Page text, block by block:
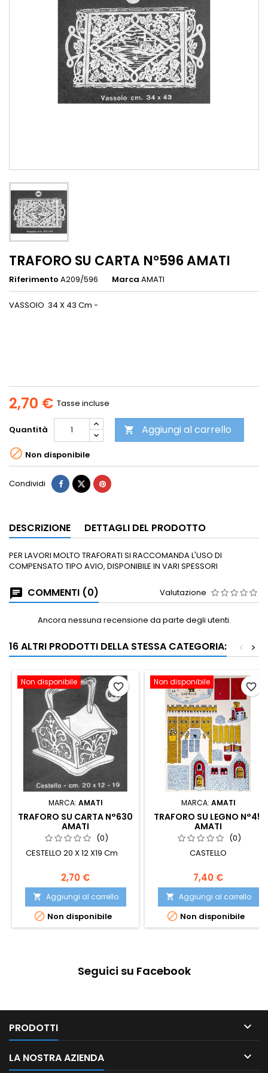
TRAFORO SU CARTA N°596 AMATI
Riferimento A209/596 Marca AMATI
VASSOIO 34 X 43 Cm -
2,70 € Tasse incluse
Quantità  Aggiungi al carrello
 Non disponibile
Condividi
DESCRIZIONE DETTAGLI DEL PRODOTTO
PER LAVORI MOLTO TRAFORATI SI RACCOMANDA L'USO DI
COMPENSATO TIPO AVIO, DISPONIBILE IN VARI SPESSORI
COMMENTI (0) Valutazione
Ancora nessuna recensione da parte degli utenti.
16 ALTRI PRODOTTI DELLA STESSA CATEGORIA: >
<
Non disponibile
MARCA: AMATI
TRAFORO SU CARTA N°630
AMATI
(0)
CESTELLO 20 X 12 X19 Cm
2,70 €
 Aggiungi al carrello
 Non disponibile
favorite_border Non disponibile
MARCA: AMATI
TRAFORO SU LEGNO N°45
AMATI
(0)
CASTELLO
7,40 €
 Aggiungi al carrello
 Non disponibile
favorite_border
Seguici su Facebook
PRODOTTI 
LA NOSTRA AZIENDA 